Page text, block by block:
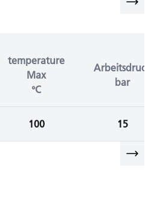
temperature
Max
°C
Arbeitsdruck
bar
100 15